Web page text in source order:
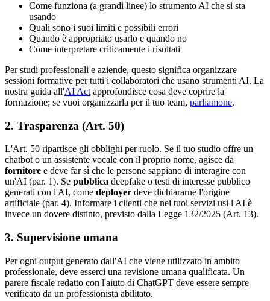
Come funziona (a grandi linee) lo strumento AI che si sta
usando
Quali sono i suoi limiti e possibili errori
Quando è appropriato usarlo e quando no
Come interpretare criticamente i risultati
Per studi professionali e aziende, questo significa organizzare
sessioni formative per tutti i collaboratori che usano strumenti AI. La
nostra guida all'AI Act approfondisce cosa deve coprire la
formazione; se vuoi organizzarla per il tuo team, parliamone.
2. Trasparenza (Art. 50)
L'Art. 50 ripartisce gli obblighi per ruolo. Se il tuo studio offre un
chatbot o un assistente vocale con il proprio nome, agisce da
fornitore e deve far sì che le persone sappiano di interagire con
un'AI (par. 1). Se pubblica deepfake o testi di interesse pubblico
generati con l'AI, come deployer deve dichiararne l'origine
artificiale (par. 4). Informare i clienti che nei tuoi servizi usi l'AI è
invece un dovere distinto, previsto dalla Legge 132/2025 (Art. 13).
3. Supervisione umana
Per ogni output generato dall'AI che viene utilizzato in ambito
professionale, deve esserci una revisione umana qualificata. Un
parere fiscale redatto con l'aiuto di ChatGPT deve essere sempre
verificato da un professionista abilitato.